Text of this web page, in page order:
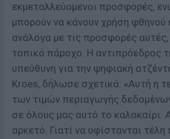
εκμεταλλεύομενοι προσφορές,
μπορούν να κάνουν χρήση
ανάλογα με τις προσφορές
τοπικό πάροχο. Η αντιπρόεδρος
υπεύθυνη για την ψηφιακή
Kroes, δήλωσε σχετικά: «Αυτή η
των τιμών περιαγωγής
σε όλους μας αυτό το καλοκαίρι.
αρκετό. Γιατί να υφίστανται